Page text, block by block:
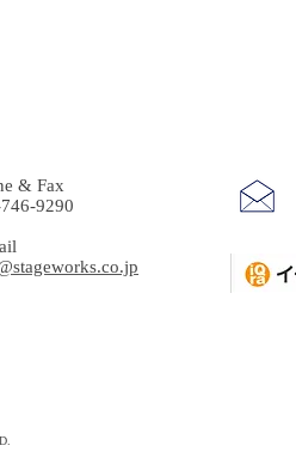
& Fax
9290